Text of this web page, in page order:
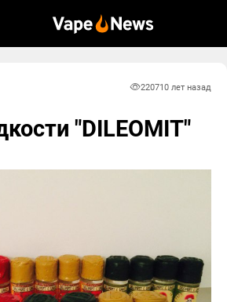
220710 лет назад
"DILEOMIT"